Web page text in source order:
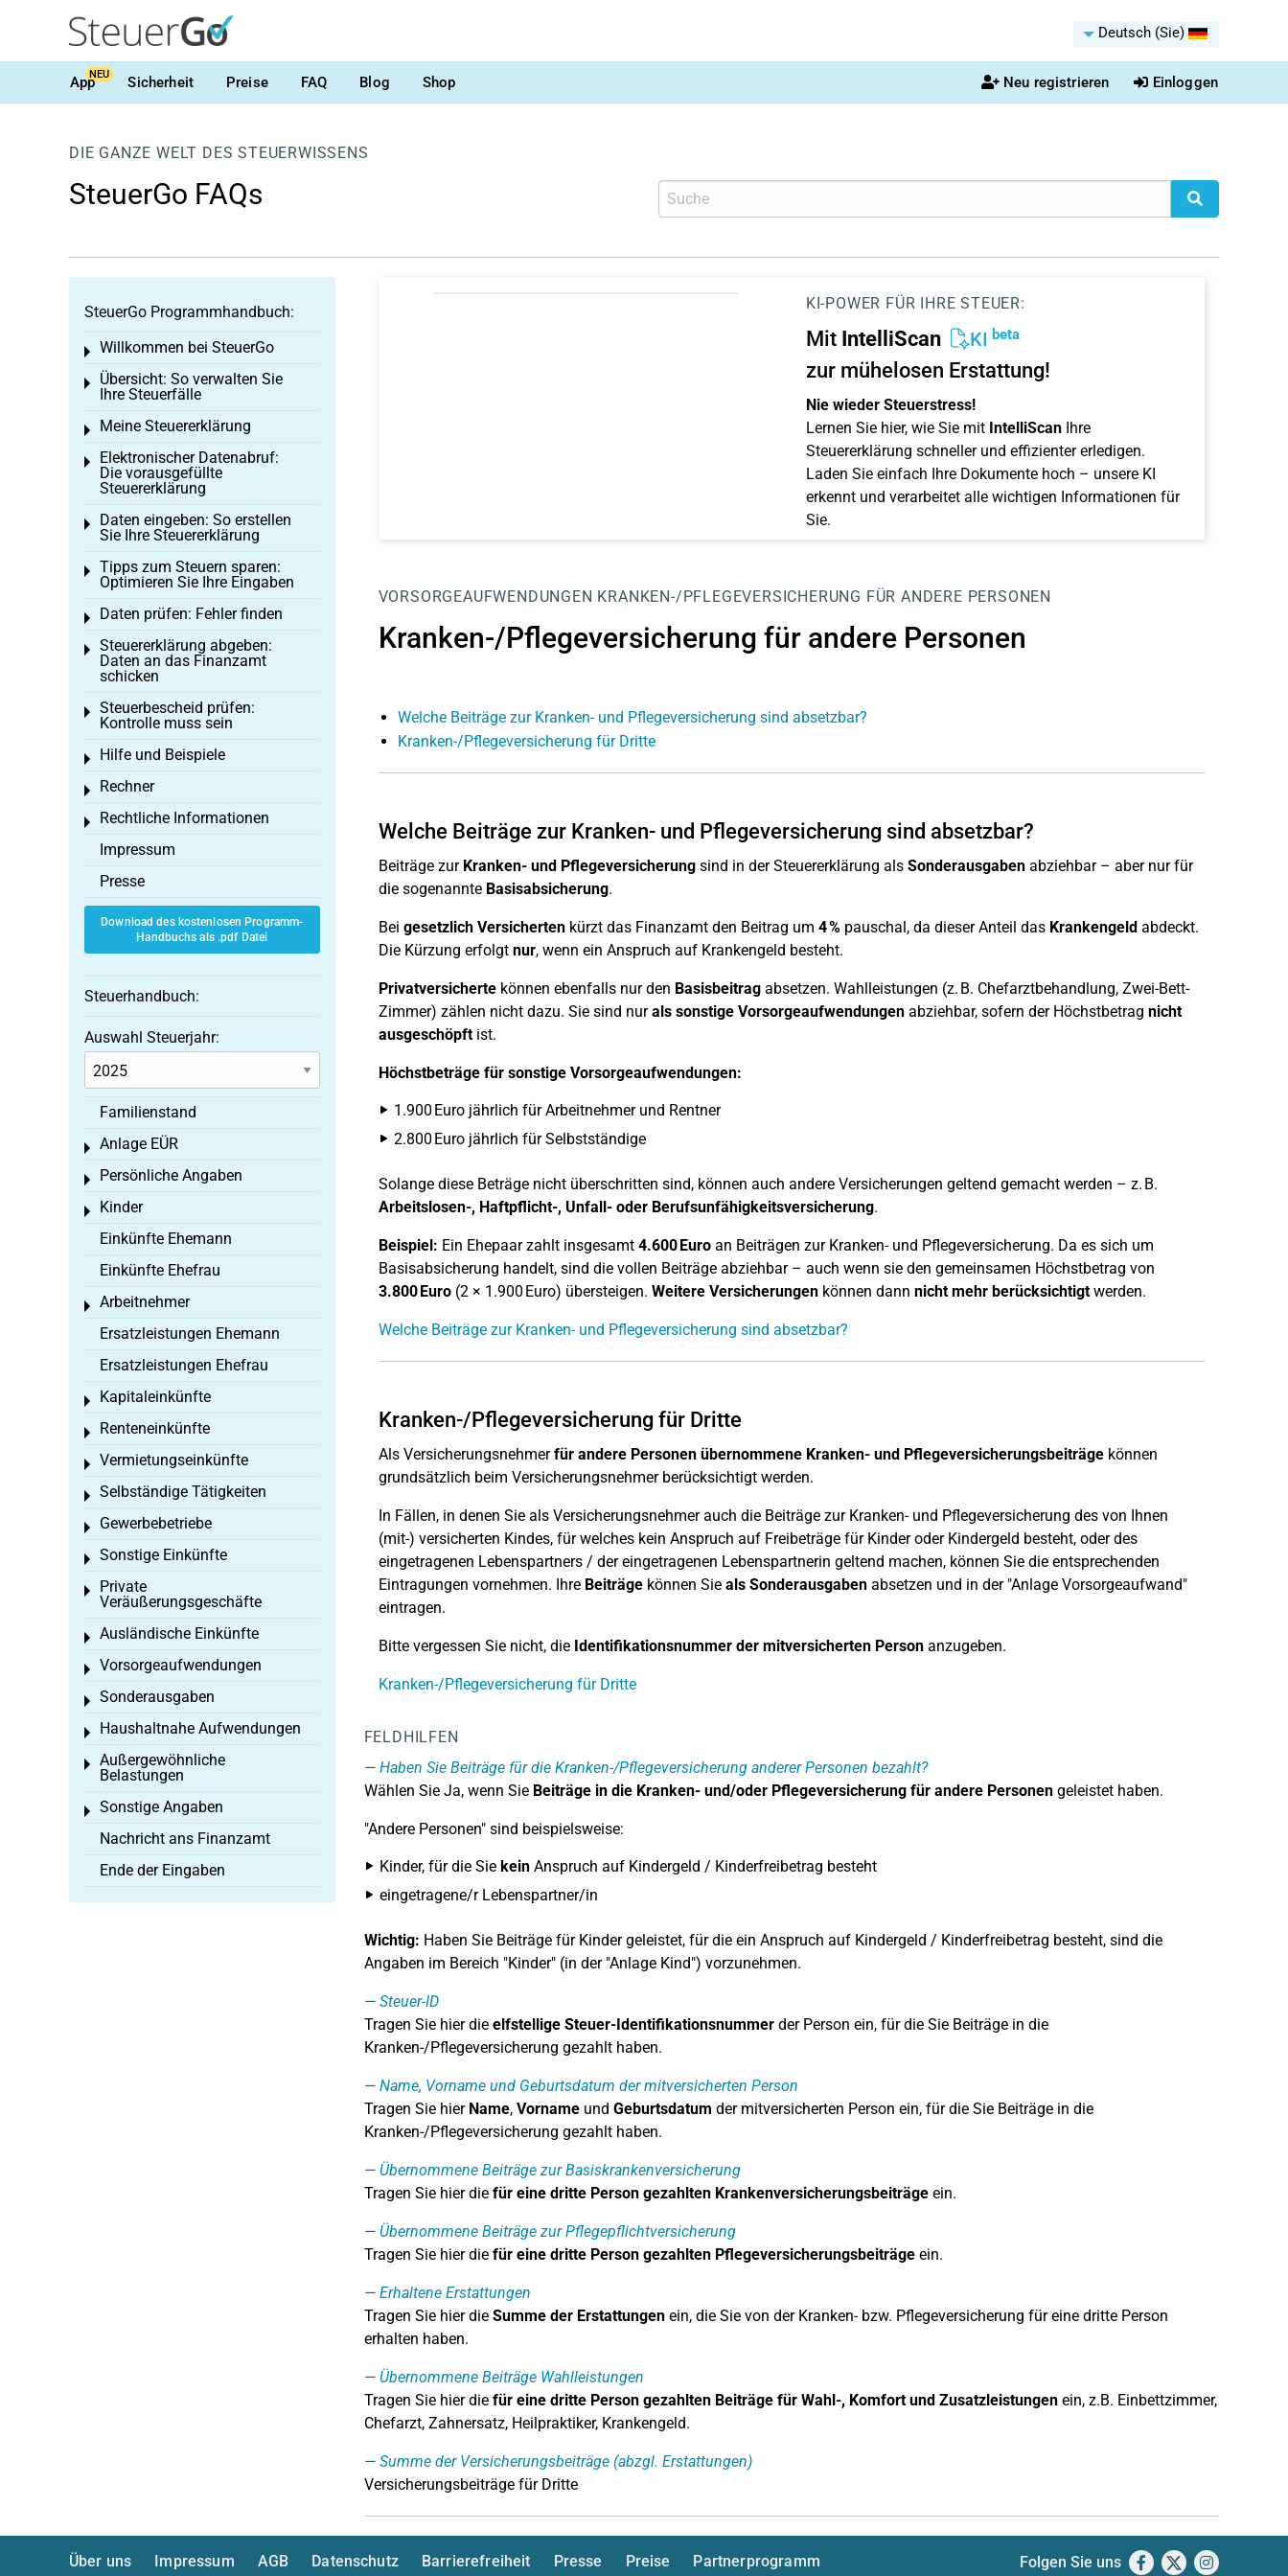
Deutsch (Sie)
AppNEU Sicherheit Preise FAQ Blog Shop Neu registrieren Einloggen
DIE GANZE WELT DES STEUERWISSENS
SteuerGo FAQs
KI-POWER FÜR IHRE STEUER:
Mit IntelliScan KI beta
zur mühelosen Erstattung!
Nie wieder Steuerstress!
Lernen Sie hier, wie Sie mit IntelliScanIhre
Steuererklärung schneller und effizienter erledigen.
Laden Sie einfach Ihre Dokumente hoch – unsere KI
erkennt und verarbeitet alle wichtigen Informationen für
Sie.
VORSORGEAUFWENDUNGEN KRANKEN-/PFLEGEVERSICHERUNG FÜR ANDERE PERSONEN
Kranken-/Pflegeversicherung für andere Personen
Welche Beiträge zur Kranken- und Pflegeversicherung sind absetzbar?
Kranken-/Pflegeversicherung für Dritte
Welche Beiträge zur Kranken- und Pflegeversicherung sind absetzbar?
Beiträge zur Kranken- und Pflegeversicherungsind in der Steuererklärung als Sonderausgabenabziehbar – aber nur für
die sogenannte Basisabsicherung.
Bei gesetzlich Versichertenkürzt das Finanzamt den Beitrag um 4 %pauschal, da dieser Anteil das Krankengeldabdeckt.
Die Kürzung erfolgt nur, wenn ein Anspruch auf Krankengeld besteht.
Privatversichertekönnen ebenfalls nur den Basisbeitragabsetzen. Wahlleistungen (z. B. Chefarztbehandlung, Zwei-Bett-
Zimmer) zählen nicht dazu. Sie sind nurals sonstige Vorsorgeaufwendungenabziehbar, sofern der Höchstbetrag nicht
ausgeschöpftist.
Höchstbeträge für sonstige Vorsorgeaufwendungen:
1.900 Euro jährlich für Arbeitnehmer und Rentner
2.800 Euro jährlich für Selbstständige
Solange diese Beträge nicht überschritten sind, können auch andere Versicherungen geltend gemacht werden – z. B.
Arbeitslosen-, Haftpflicht-, Unfall- oder Berufsunfähigkeitsversicherung.
Beispiel: Ein Ehepaar zahlt insgesamt 4.600 Euroan Beiträgen zur Kranken- und Pflegeversicherung. Da es sich um
Basisabsicherung handelt, sind die vollen Beiträge abziehbar – auch wenn sie den gemeinsamen Höchstbetrag von
3.800 Euro(2 × 1.900 Euro) übersteigen. Weitere Versicherungenkönnen dann nicht mehr berücksichtigtwerden.
Welche Beiträge zur Kranken- und Pflegeversicherung sind absetzbar?
Kranken-/Pflegeversicherung für Dritte
Als Versicherungsnehmerfür andere Personen übernommene Kranken- und Pflegeversicherungsbeiträgekönnen
grundsätzlich beim Versicherungsnehmer berücksichtigt werden.
In Fällen, in denen Sie als Versicherungsnehmer auch die Beiträge zur Kranken- und Pflegeversicherung des von Ihnen
(mit-) versicherten Kindes, für welches kein Anspruch auf Freibeträge für Kinder oder Kindergeld besteht, oder des
eingetragenen Lebenspartners / der eingetragenen Lebenspartnerin geltend machen, können Sie die entsprechenden
Eintragungen vornehmen. Ihre Beiträgekönnen Sie als Sonderausgabenabsetzen und in der "Anlage Vorsorgeaufwand"
eintragen.
Bitte vergessen Sie nicht, die Identifikationsnummer der mitversicherten Personanzugeben.
Kranken-/Pflegeversicherung für Dritte
FELDHILFEN
Haben Sie Beiträge für die Kranken-/Pflegeversicherung anderer Personen bezahlt?
Wählen Sie Ja, wenn Sie Beiträge in die Kranken- und/oder Pflegeversicherung für andere Personengeleistet haben.
"Andere Personen" sind beispielsweise:
Kinder, für die Sie keinAnspruch auf Kindergeld / Kinderfreibetrag besteht
eingetragene/r Lebenspartner/in
Wichtig: Haben Sie Beiträge für Kinder geleistet, für die ein Anspruch auf Kindergeld / Kinderfreibetrag besteht, sind die
Angaben im Bereich "Kinder" (in der "Anlage Kind") vorzunehmen.
Steuer-ID
Tragen Sie hier die elfstellige Steuer-Identifikationsnummerder Person ein, für die Sie Beiträge in die
Kranken-/Pflegeversicherung gezahlt haben.
Name, Vorname und Geburtsdatum der mitversicherten Person
Tragen Sie hier Name, Vornameund Geburtsdatum der mitversicherten Person ein, für die Sie Beiträge in die
Kranken-/Pflegeversicherung gezahlt haben.
Übernommene Beiträge zur Basiskrankenversicherung
Tragen Sie hier die für eine dritte Person gezahlten Krankenversicherungsbeiträgeein.
Übernommene Beiträge zur Pflegepflichtversicherung
Tragen Sie hier die für eine dritte Person gezahlten Pflegeversicherungsbeiträgeein.
Erhaltene Erstattungen
Tragen Sie hier die Summe der Erstattungenein, die Sie von der Kranken- bzw. Pflegeversicherung für eine dritte Person
erhalten haben.
Übernommene Beiträge Wahlleistungen
Tragen Sie hier die für eine dritte Person gezahlten Beiträge für Wahl-, Komfort und Zusatzleistungen ein, z.B. Einbettzimmer,
Chefarzt, Zahnersatz, Heilpraktiker, Krankengeld.
Summe der Versicherungsbeiträge (abzgl. Erstattungen)
Versicherungsbeiträge für Dritte
SteuerGo Programmhandbuch:
Willkommen bei SteuerGo
Toggle menu
Übersicht: So verwalten Sie
Ihre Steuerfälle
Toggle menu
Meine Steuererklärung
Toggle menu
Elektronischer Datenabruf:
Die vorausgefüllte
Steuererklärung
Toggle menu
Daten eingeben: So erstellen
Sie Ihre Steuererklärung
Toggle menu
Tipps zum Steuern sparen:
Optimieren Sie Ihre Eingaben
Toggle menu
Daten prüfen: Fehler finden
Toggle menu
Steuererklärung abgeben:
Daten an das Finanzamt
schicken
Toggle menu
Steuerbescheid prüfen:
Kontrolle muss sein
Toggle menu
Hilfe und Beispiele
Toggle menu
Rechner
Toggle menu
Rechtliche Informationen
Toggle menu
Impressum
Presse
Download des kostenlosen Programm-
Handbuchs als .pdf Datei
Steuerhandbuch:
Auswahl Steuerjahr:
Familienstand
Anlage EÜR
Toggle menu
Persönliche Angaben
Toggle menu
Kinder
Toggle menu
Einkünfte Ehemann
Einkünfte Ehefrau
Arbeitnehmer
Toggle menu
Ersatzleistungen Ehemann
Ersatzleistungen Ehefrau
Kapitaleinkünfte
Toggle menu
Renteneinkünfte
Toggle menu
Vermietungseinkünfte
Toggle menu
Selbständige Tätigkeiten
Toggle menu
Gewerbebetriebe
Toggle menu
Sonstige Einkünfte
Toggle menu
Private
Veräußerungsgeschäfte
Toggle menu
Ausländische Einkünfte
Toggle menu
Vorsorgeaufwendungen
Toggle menu
Sonderausgaben
Toggle menu
Haushaltnahe Aufwendungen
Toggle menu
Außergewöhnliche
Belastungen
Toggle menu
Sonstige Angaben
Toggle menu
Nachricht ans Finanzamt
Ende der Eingaben
Über uns Impressum AGB Datenschutz Barrierefreiheit Presse Preise
Partnerprogramm
Folgen Sie uns Facebook
X Instagram